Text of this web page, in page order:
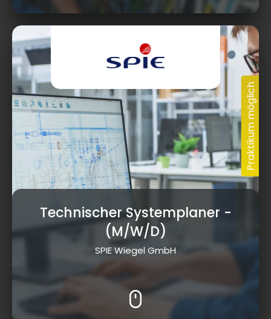
Technischer Systemplaner -
(M/W/D)
SPIE Wiegel GmbH